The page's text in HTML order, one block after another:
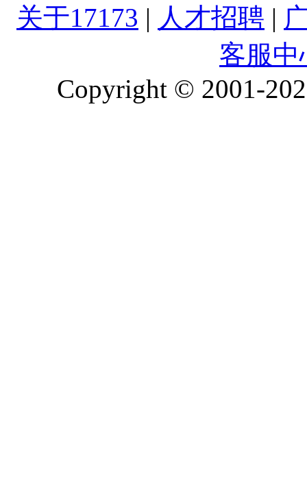
关于17173 | 人才招聘 |
客服中
Copyright © 2001-